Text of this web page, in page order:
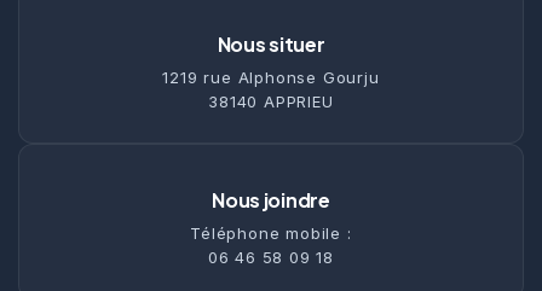
Nous situer
1219 rue Alphonse Gourju
38140 APPRIEU
Nous joindre
Téléphone mobile :
06 46 58 09 18